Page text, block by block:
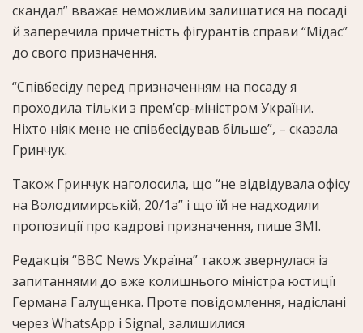
скандал” вважає неможливим залишатися на посаді
й заперечила причетність фігурантів справи “Мідас”
до свого призначення.
“Співбесіду перед призначенням на посаду я
проходила тільки з прем’єр-міністром України.
Ніхто ніяк мене не співбесідував більше”, – сказала
Гринчук.
Також Гринчук наголосила, що “не відвідувала офісу
на Володимирській, 20/1а” і що їй не надходили
пропозиції про кадрові призначення, пише ЗМІ.
Редакція “BBC News Україна” також звернулася із
запитаннями до вже колишнього міністра юстиції
Германа Галущенка. Проте повідомлення, надіслані
через WhatsApp і Signal, залишилися